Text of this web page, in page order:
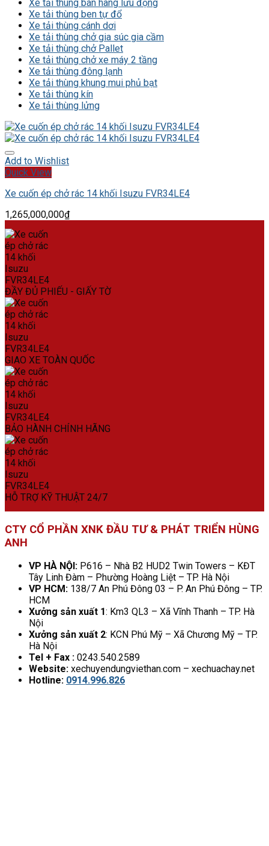
Xe tải thùng bán hàng lưu động
Xe tải thùng ben tự đổ
Xe tải thùng cánh dơi
Xe tải thùng chở gia súc gia cầm
Xe tải thùng chở Pallet
Xe tải thùng chở xe máy 2 tầng
Xe tải thùng đông lạnh
Xe tải thùng khung mui phủ bạt
Xe tải thùng kín
Xe tải thùng lửng
Add to Wishlist
Quick View
Xe cuốn ép chở rác 14 khối Isuzu FVR34LE4
1,265,000,000₫
ĐẦY ĐỦ PHIẾU - GIẤY TỜ
GIAO XE TOÀN QUỐC
BẢO HÀNH CHÍNH HÃNG
HỖ TRỢ KỸ THUẬT 24/7
CTY CỔ PHẦN XNK ĐẦU TƯ & PHÁT TRIỂN HÙNG
ANH
VP HÀ NỘI: P616 – Nhà B2 HUD2 Twin Towers – KĐT
Tây Linh Đàm – Phường Hoàng Liệt – TP. Hà Nội
VP HCM: 138/7 An Phú Đông 03 – P. An Phú Đông – TP.
HCM
Xưởng sản xuất 1: Km3 QL3 – Xã Vĩnh Thanh – TP. Hà
Nội
Xưởng sản xuất 2: KCN Phú Mỹ – Xã Chương Mỹ – TP.
Hà Nội
Tel + Fax : 0243.540.2589
Website: xechuyendungviethan.com – xechuachay.net
Hotline: 0914.996.826